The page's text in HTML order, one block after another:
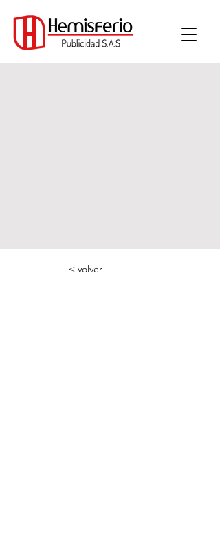
< volver